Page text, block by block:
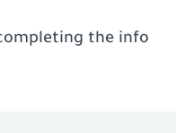
the info.